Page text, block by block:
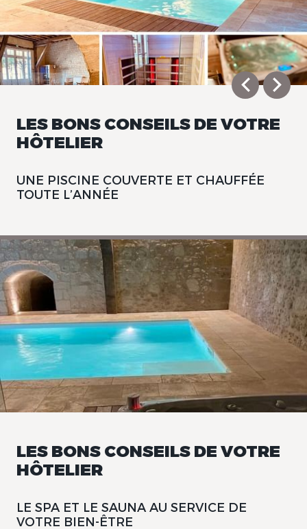
LES BONS CONSEILS DE VOTRE
HÔTELIER
UNE PISCINE COUVERTE ET CHAUFFÉE
TOUTE L’ANNÉE
LES BONS CONSEILS DE VOTRE
HÔTELIER
LE SPA ET LE SAUNA AU SERVICE DE
VOTRE BIEN-ÊTRE